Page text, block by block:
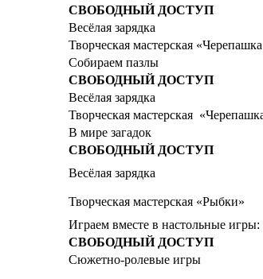
СВОБОДНЫЙ ДОСТУП
Весёлая зарядка
Творческая мастерская
Собираем пазлы
СВОБОДНЫЙ ДОСТУП
Весёлая зарядка
Творческая мастерская
В мире загадок
СВОБОДНЫЙ ДОСТУП
Весёлая зарядка
Творческая мастерская «Рыбки»
Играем вместе в настольные
СВОБОДНЫЙ ДОСТУП
Сюжетно-ролевые игры